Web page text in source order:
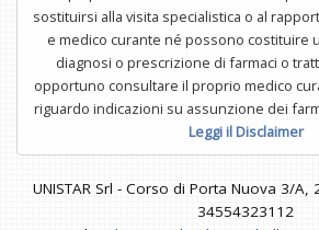
sostituirsi alla visita specialistica o al
e medico curante né possono costituire
diagnosi o prescrizione di farmaci o
opportuno consultare il proprio medico
riguardo indicazioni su assunzione dei
Leggi il Disclaimer
UNISTAR Srl - Corso di Porta Nuova 3/A,
34554323112